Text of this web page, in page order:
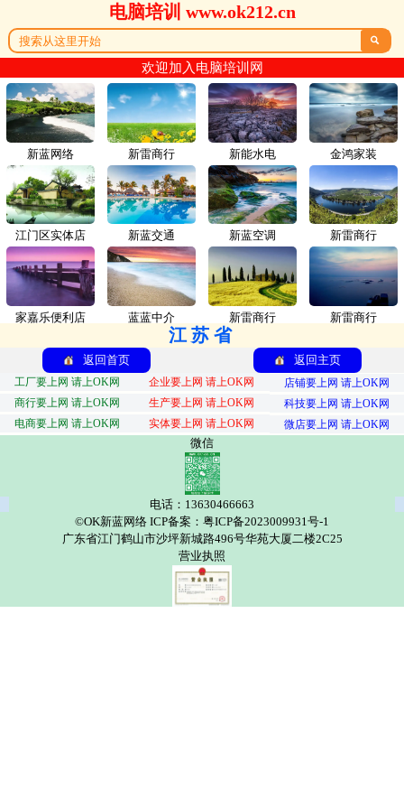
电脑培训 www.ok212.cn

欢迎加入电脑培训网
新蓝网络 新雷商行
江门区实体店 新蓝交通
家嘉乐便利店 蓝蓝中介
新能水电 金鸿家装
新蓝空调 新雷商行
新雷商行 新雷商行
江苏省
返回首页 返回主页
工厂要上网 请上OK网 企业要上网 请上OK网
店铺要上网 请上OK网
商行要上网 请上OK网
生产要上网 请上OK网
科技要上网 请上OK网
电商要上网 请上OK网
实体要上网 请上OK网 微店要上网 请上OK网
微信
电话：13630466663
©OK新蓝网络 ICP备案：粤ICP备2023009931号-1
广东省江门鹤山市沙坪新城路496号华苑大厦二楼2C25
营业执照